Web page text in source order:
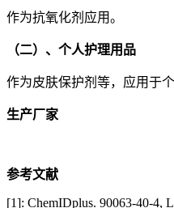
作为抗氧化剂应用。
（二）、个人护理用品
作为皮肤保护剂等，应用于
生产厂家
参考文献
[1]: ChemIDplus. 90063-40-4,